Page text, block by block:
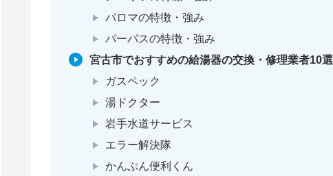
パロマの特徴・強み
パーパスの特徴・強み
宮古市でおすすめの給湯器の交換・修理業者10選
ガスペック
湯ドクター
岩手水道サービス
エラー解決隊
かんぶん便利くん